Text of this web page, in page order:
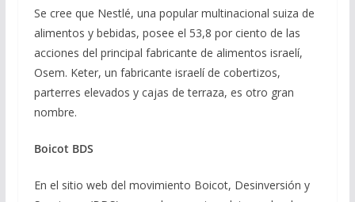
Se cree que Nestlé, una popular multinacional suiza de
alimentos y bebidas, posee el 53,8 por ciento de las
acciones del principal fabricante de alimentos israelí,
Osem. Keter, un fabricante israelí de cobertizos,
parterres elevados y cajas de terraza, es otro gran
nombre.
Boicot BDS
En el sitio web del movimiento Boicot, Desinversión y